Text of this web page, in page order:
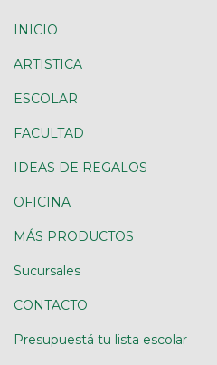
INICIO
ARTISTICA
ESCOLAR
FACULTAD
IDEAS DE REGALOS
OFICINA
MÁS PRODUCTOS
Sucursales
CONTACTO
Presupuestá tu lista escolar